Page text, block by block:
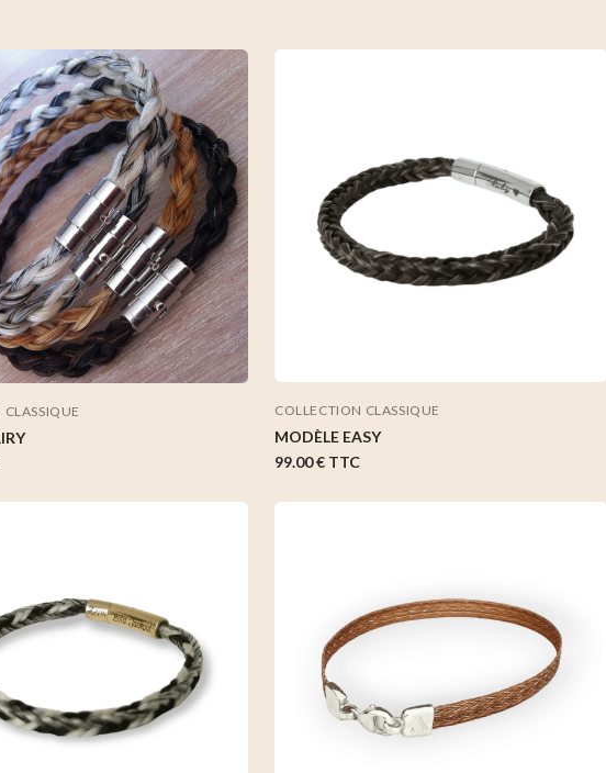
COLLECTION CLASSIQUE
MODÈLE EASY
99.00 € TTC